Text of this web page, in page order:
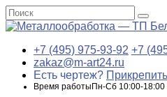
+7 (495) 975-93-92 +7
zakaz@m-art24.ru
Есть чертеж?
Время работы Пн-Сб 10:00-18:00